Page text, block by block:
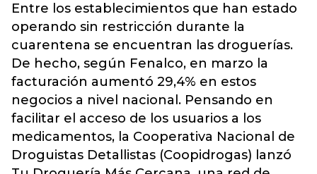
Entre los establecimientos que han estado
operando sin restricción durante la
cuarentena se encuentran las droguerías.
De hecho, según Fenalco, en marzo la
facturación aumentó 29,4% en estos
negocios a nivel nacional. Pensando en
facilitar el acceso de los usuarios a los
medicamentos, la Cooperativa Nacional de
Droguistas Detallistas (Coopidrogas) lanzó